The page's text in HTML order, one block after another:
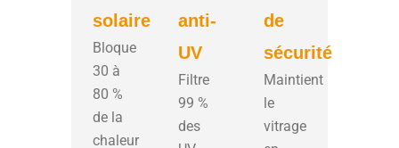
solaire
Bloque
30 à
80 %
de la
chaleur
anti-
UV
Filtre
99 %
des
de
sécurité
Maintient
le
vitrage